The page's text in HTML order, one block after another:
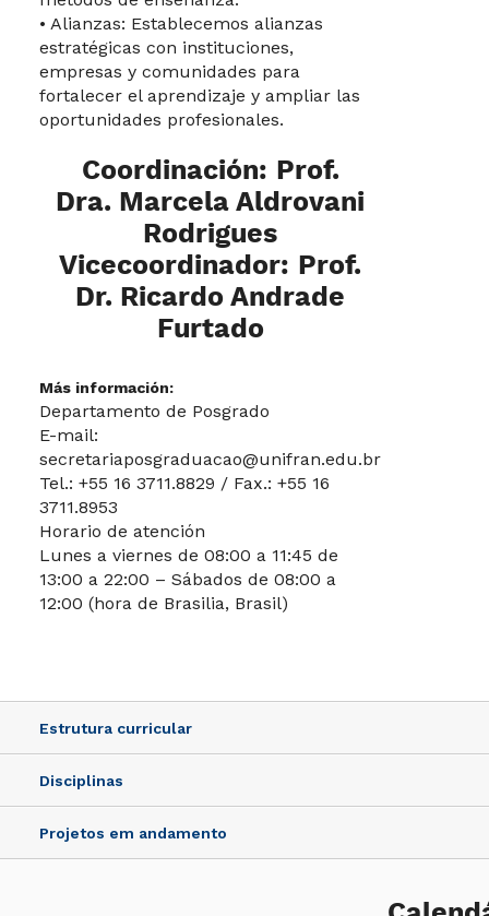
• Alianzas: Establecemos alianzas
estratégicas con instituciones,
empresas y comunidades para
fortalecer el aprendizaje y ampliar las
oportunidades profesionales.
Coordinación: Prof.
Dra. Marcela Aldrovani
Rodrigues
Vicecoordinador: Prof.
Dr. Ricardo Andrade
Furtado
Más información:
Departamento de Posgrado
E-mail:
secretariaposgraduacao@unifran.edu.br
Tel.: +55 16 3711.8829 / Fax.: +55 16
3711.8953
Horario de atención
Lunes a viernes de 08:00 a 11:45 de
13:00 a 22:00 – Sábados de 08:00 a
12:00 (hora de Brasilia, Brasil)
Estrutura curricular
Disciplinas
Projetos em andamento